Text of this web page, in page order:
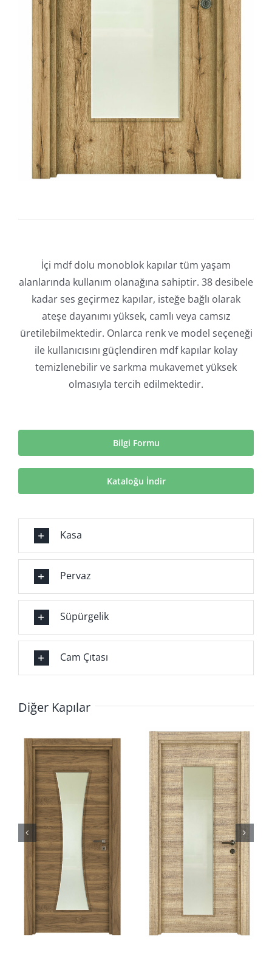
İçi mdf dolu monoblok kapılar tüm yaşam
alanlarında kullanım olanağına sahiptir. 38 desibele
kadar ses geçirmez kapılar, isteğe bağlı olarak
ateşe dayanımı yüksek, camlı veya camsız
üretilebilmektedir. Onlarca renk ve model seçeneği
ile kullanıcısını güçlendiren mdf kapılar kolay
temizlenebilir ve sarkma mukavemet yüksek
olmasıyla tercih edilmektedir.
Bilgi Formu
Kataloğu İndir
Kasa
Pervaz
Süpürgelik
Cam Çıtası
Diğer Kapılar